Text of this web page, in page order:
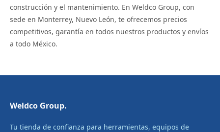
construcción y el mantenimiento. En Weldco Group, con
sede en Monterrey, Nuevo León, te ofrecemos precios
competitivos, garantía en todos nuestros productos y envíos
a todo México.
Weldco Group.
Tu tienda de confianza para herramientas, equipos de